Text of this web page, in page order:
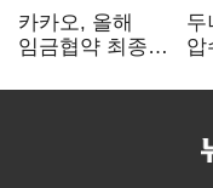
카카오, 올해
임금협약 최종
인상·격려금
두
압
커